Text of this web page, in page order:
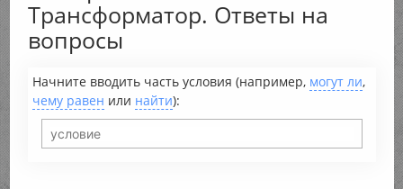
Трансформатор. Ответы на
вопросы
Начните вводить часть условия (например, могут ли,
чему равен или найти):